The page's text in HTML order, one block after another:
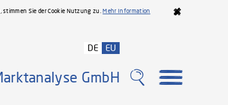
stimmen Sie der Cookie Nutzung zu.Mehr Information
GmbH
DE EU